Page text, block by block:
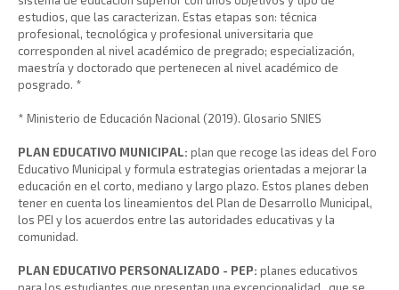
estudios, que las caracterizan. Estas etapas son: técnica
profesional, tecnológica y profesional universitaria que
corresponden al nivel académico de pregrado; especialización,
maestría y doctorado que pertenecen al nivel académico de
posgrado. *
* Ministerio de Educación Nacional (2019). Glosario SNIES
PLAN EDUCATIVO MUNICIPAL: plan que recoge las ideas del Foro
Educativo Municipal y formula estrategias orientadas a mejorar la
educación en el corto, mediano y largo plazo. Estos planes deben
tener en cuenta los lineamientos del Plan de Desarrollo Municipal,
los PEI y los acuerdos entre las autoridades educativas y la
comunidad.
PLAN EDUCATIVO PERSONALIZADO - PEP: planes educativos
para los estudiantes que presentan una excepcionalidad , que se